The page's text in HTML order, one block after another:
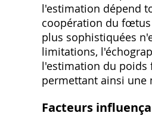
l'estimation dépend
coopération du fœtus
plus sophistiquées
limitations,
l'estimation du
permettant ainsi une
Facteurs